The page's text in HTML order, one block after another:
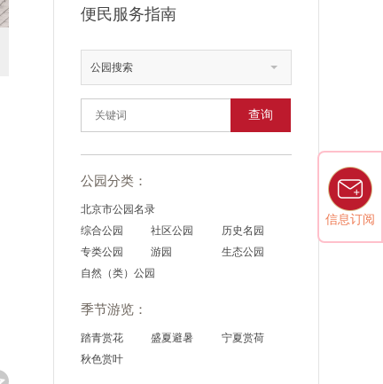
信息订阅
便民服务指南
公园搜索
查询
公园分类：
北京市公园名录
综合公园
社区公园
历史名园
专类公园
游园
生态公园
自然（类）公园
季节游览：
踏青赏花 盛夏避暑
宁夏赏荷
秋色赏叶